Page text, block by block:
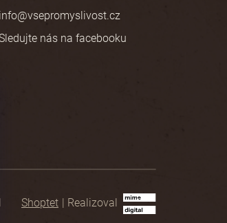
info@vsepromyslivost.cz
nás na facebooku
Shoptet | Realizoval